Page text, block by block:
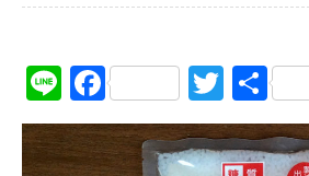
LineFacebookTwitter
共
有